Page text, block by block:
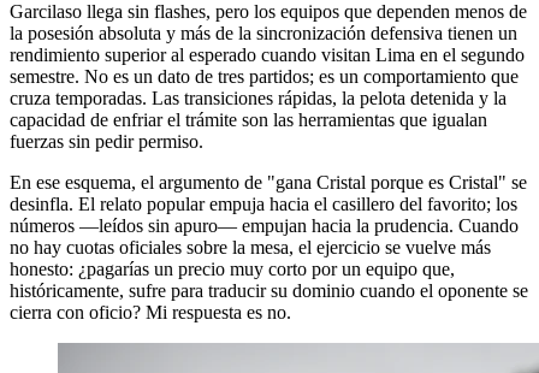
Garcilaso llega sin flashes, pero los equipos que dependen menos de
la posesión absoluta y más de la sincronización defensiva tienen un
rendimiento superior al esperado cuando visitan Lima en el segundo
semestre. No es un dato de tres partidos; es un comportamiento que
cruza temporadas. Las transiciones rápidas, la pelota detenida y la
capacidad de enfriar el trámite son las herramientas que igualan
fuerzas sin pedir permiso.
En ese esquema, el argumento de "gana Cristal porque es Cristal" se
desinfla. El relato popular empuja hacia el casillero del favorito; los
números —leídos sin apuro— empujan hacia la prudencia. Cuando
no hay cuotas oficiales sobre la mesa, el ejercicio se vuelve más
honesto: ¿pagarías un precio muy corto por un equipo que,
históricamente, sufre para traducir su dominio cuando el oponente se
cierra con oficio? Mi respuesta es no.